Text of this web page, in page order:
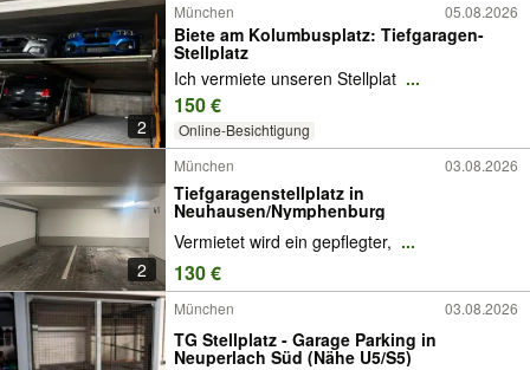
2
München 05.08.2026
Biete am Kolumbusplatz: Tiefgaragen-
Stellplatz
Ich vermiete unseren Stellplat ...
150 €
Online-Besichtigung
2
München 03.08.2026
Tiefgaragenstellplatz in
Neuhausen/Nymphenburg
Vermietet wird ein gepflegter, ...
130 €
München 03.08.2026
TG Stellplatz - Garage Parking in
Neuperlach Süd (Nähe U5/S5)